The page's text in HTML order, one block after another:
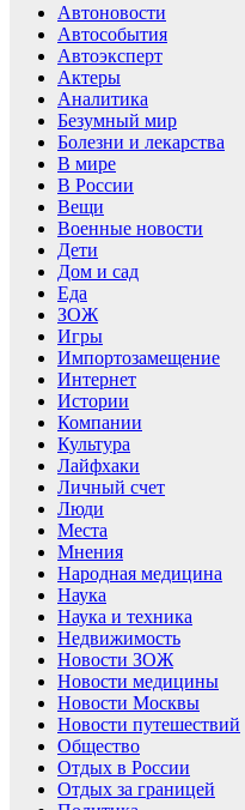
Автоновости
Автособытия
Автоэксперт
Актеры
Аналитика
Безумный мир
Болезни и лекарства
В мире
В России
Вещи
Военные новости
Дети
Дом и сад
Еда
ЗОЖ
Игры
Импортозамещение
Интернет
Истории
Компании
Культура
Лайфхаки
Личный счет
Люди
Места
Мнения
Народная медицина
Наука
Наука и техника
Недвижимость
Новости ЗОЖ
Новости медицины
Новости Москвы
Новости путешествий
Общество
Отдых в России
Отдых за границей